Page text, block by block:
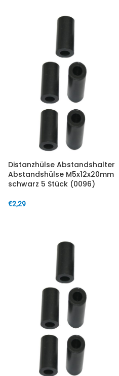
Distanzhülse Abstandshalter
Abstandshülse M5x12x20mm
schwarz 5 Stück (0096)
€2,29